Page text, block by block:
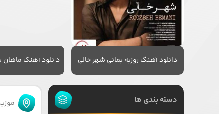
دانلود آهنگ روزبه بمانی شهر خالی دانلود آهنگ ماهان
دسته بندی ها